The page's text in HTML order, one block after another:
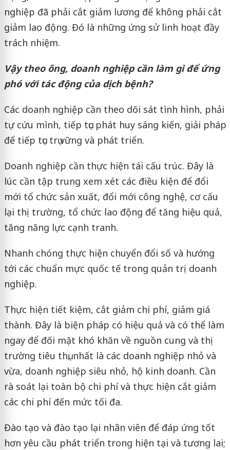
nghiệp đã phải cắt giảm lương để không phải cắt
giảm lao động. Đó là những ứng sử linh hoạt đầy
trách nhiệm.
Vậy theo ông, doanh nghiệp cần làm gì để ứng
phó với tác động của dịch bệnh?
Các doanh nghiệp cần theo dõi sát tình hình, phải
tự cứu mình, tiếp tục phát huy sáng kiến, giải pháp
để tiếp tục trụ vững và phát triển.
Doanh nghiệp cần thực hiện tái cấu trúc. Đây là
lúc cần tập trung xem xét các điều kiện để đổi
mới tổ chức sản xuất, đổi mới công nghệ, cơ cấu
lại thị trường, tổ chức lao động để tăng hiệu quả,
tăng năng lực cạnh tranh.
Nhanh chóng thực hiện chuyển đổi số và hướng
tới các chuẩn mực quốc tế trong quản trị doanh
nghiệp.
Thực hiện tiết kiệm, cắt giảm chi phí, giảm giá
thành. Đây là biện pháp có hiệu quả và có thể làm
ngay để đối mặt khó khăn về nguồn cung và thị
trường tiêu thụ, nhất là các doanh nghiệp nhỏ và
vừa, doanh nghiệp siêu nhỏ, hộ kinh doanh. Cần
rà soát lại toàn bộ chi phí và thực hiện cắt giảm
các chi phí đến mức tối đa.
Đào tạo và đào tạo lại nhân viên để đáp ứng tốt
hơn yêu cầu phát triển trong hiện tại và tương lai;